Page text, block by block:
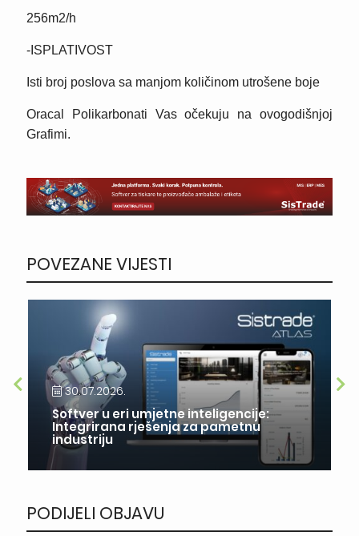
256m2/h
-ISPLATIVOST
Isti broj poslova sa manjom količinom utrošene boje
Oracal Polikarbonati Vas očekuju na ovogodišnjoj
Grafimi.
POVEZANE VIJESTI
30.07.2026.
Softver u eri umjetne inteligencije:
Integrirana rješenja za pametnu
industriju
PODIJELI OBJAVU